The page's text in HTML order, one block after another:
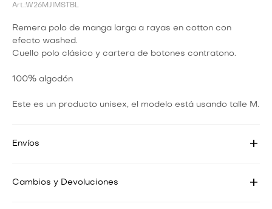
W26MJIMSTBL
Remera polo de manga larga a rayas en cotton con
efecto washed.
Cuello polo clásico y cartera de botones contratono.
100% algodón
Este es un producto unisex, el modelo está usando talle M.
Envíos
Cambios y Devoluciones